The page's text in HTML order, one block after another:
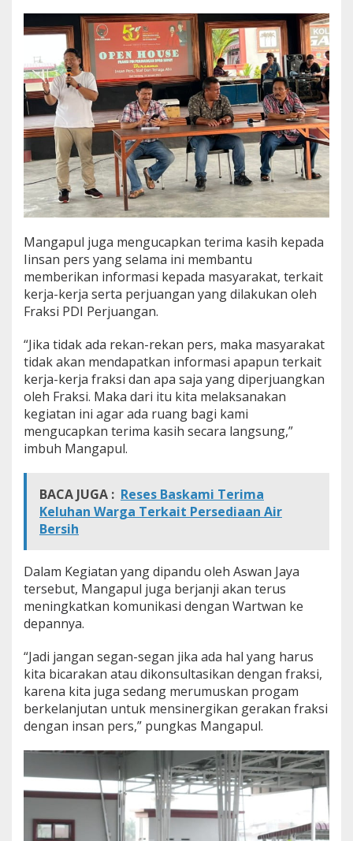
g
u
n
T
r
a
d
i
s
i
P
o
l
i
t
k
S
e
h
t
Mangapul juga mengucapkan terima kasih kepada
Iinsan pers yang selama ini membantu
memberikan informasi kepada masyarakat, terkait
kerja-kerja serta perjuangan yang dilakukan oleh
Fraksi PDI Perjuangan.
“Jika tidak ada rekan-rekan pers, maka masyarakat
tidak akan mendapatkan informasi apapun terkait
kerja-kerja fraksi dan apa saja yang diperjuangkan
oleh Fraksi. Maka dari itu kita melaksanakan
kegiatan ini agar ada ruang bagi kami
mengucapkan terima kasih secara langsung,”
imbuh Mangapul.
BACA JUGA : Reses Baskami Terima
Keluhan Warga Terkait Persediaan Air
Bersih
Dalam Kegiatan yang dipandu oleh Aswan Jaya
tersebut, Mangapul juga berjanji akan terus
meningkatkan komunikasi dengan Wartwan ke
depannya.
“Jadi jangan segan-segan jika ada hal yang harus
kita bicarakan atau dikonsultasikan dengan fraksi,
karena kita juga sedang merumuskan progam
berkelanjutan untuk mensinergikan gerakan fraksi
dengan insan pers,” pungkas Mangapul.